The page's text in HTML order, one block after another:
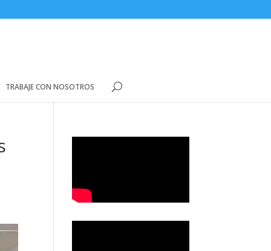
TRABAJE CON NOSOTROS